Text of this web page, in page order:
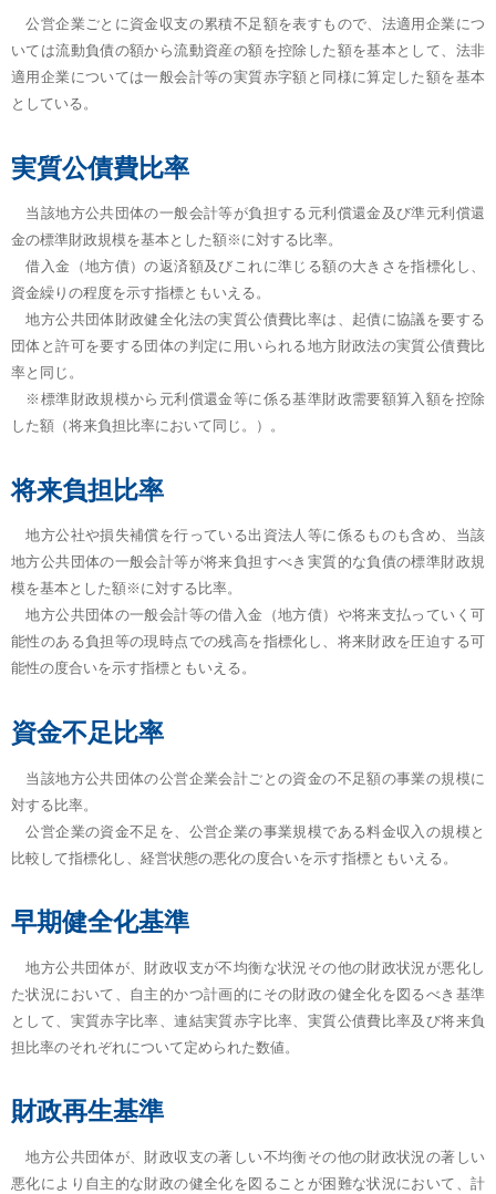
公営企業ごとに資金収支の累積不足額を表すもので、法適用企業につ
いては流動負債の額から流動資産の額を控除した額を基本として、法非
適用企業については一般会計等の実質赤字額と同様に算定した額を基本
としている。
実質公債費比率
当該地方公共団体の一般会計等が負担する元利償還金及び準元利償還
金の標準財政規模を基本とした額※に対する比率。
借入金（地方債）の返済額及びこれに準じる額の大きさを指標化し、
資金繰りの程度を示す指標ともいえる。
地方公共団体財政健全化法の実質公債費比率は、起債に協議を要する
団体と許可を要する団体の判定に用いられる地方財政法の実質公債費比
率と同じ。
※標準財政規模から元利償還金等に係る基準財政需要額算入額を控除
した額（将来負担比率において同じ。）。
将来負担比率
地方公社や損失補償を行っている出資法人等に係るものも含め、当該
地方公共団体の一般会計等が将来負担すべき実質的な負債の標準財政規
模を基本とした額※に対する比率。
地方公共団体の一般会計等の借入金（地方債）や将来支払っていく可
能性のある負担等の現時点での残高を指標化し、将来財政を圧迫する可
能性の度合いを示す指標ともいえる。
資金不足比率
当該地方公共団体の公営企業会計ごとの資金の不足額の事業の規模に
対する比率。
公営企業の資金不足を、公営企業の事業規模である料金収入の規模と
比較して指標化し、経営状態の悪化の度合いを示す指標ともいえる。
早期健全化基準
地方公共団体が、財政収支が不均衡な状況その他の財政状況が悪化し
た状況において、自主的かつ計画的にその財政の健全化を図るべき基準
として、実質赤字比率、連結実質赤字比率、実質公債費比率及び将来負
担比率のそれぞれについて定められた数値。
財政再生基準
地方公共団体が、財政収支の著しい不均衡その他の財政状況の著しい
悪化により自主的な財政の健全化を図ることが困難な状況において、計